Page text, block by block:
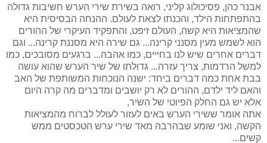
אבנר כהן, פסיכולוג קליני, רואה בשירת שירי הערש חשיבות גדולה
בהתפתחות הילד, והכנתו לצאת לעולם. ההנחה הבסיסית היא
שהמציאות היא קשה, העולם זיפט, והתפקיד העיקרי של ההורים
הוא לשמש מעין מסנני קרינה... גם שירה היא מסננת קרינה... וגם
דברים אחרים שיש לנו בחייים, כמו אהבה... ברגעים מסובכים, כמו
למשל הרדמות, צריך עזרה... גדולתו של שיר הערש שהוא עושה
בבת אחת כמה דברים ביחד: ישנה הנוכחות המשותפת של האב
והאם ליד ילדם, ההורים לא רק יושבים ומדברים מה קרה היום
אלא יש גם החלק הפיוטי של השיר,
אתה אומר ששירי הערש באים לעזור לעולל לברוח מהמציאות
הקשה, ואני שומע שבהרבה מאד שירי ערש הטכסטים ממש
קשים...